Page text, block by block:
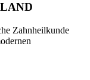
Zahnheilkunde